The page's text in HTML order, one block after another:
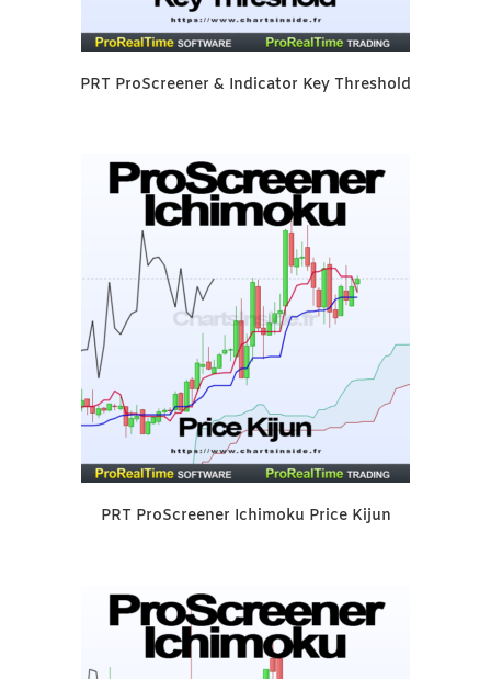
PRT ProScreener & Indicator Key Threshold
PRT ProScreener Ichimoku Price Kijun